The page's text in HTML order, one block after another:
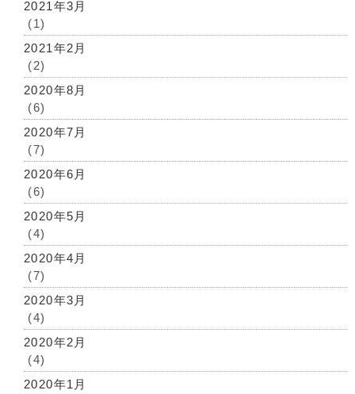
2021年3月
(1)
2021年2月
(2)
2020年8月
(6)
2020年7月
(7)
2020年6月
(6)
2020年5月
(4)
2020年4月
(7)
2020年3月
(4)
2020年2月
(4)
2020年1月